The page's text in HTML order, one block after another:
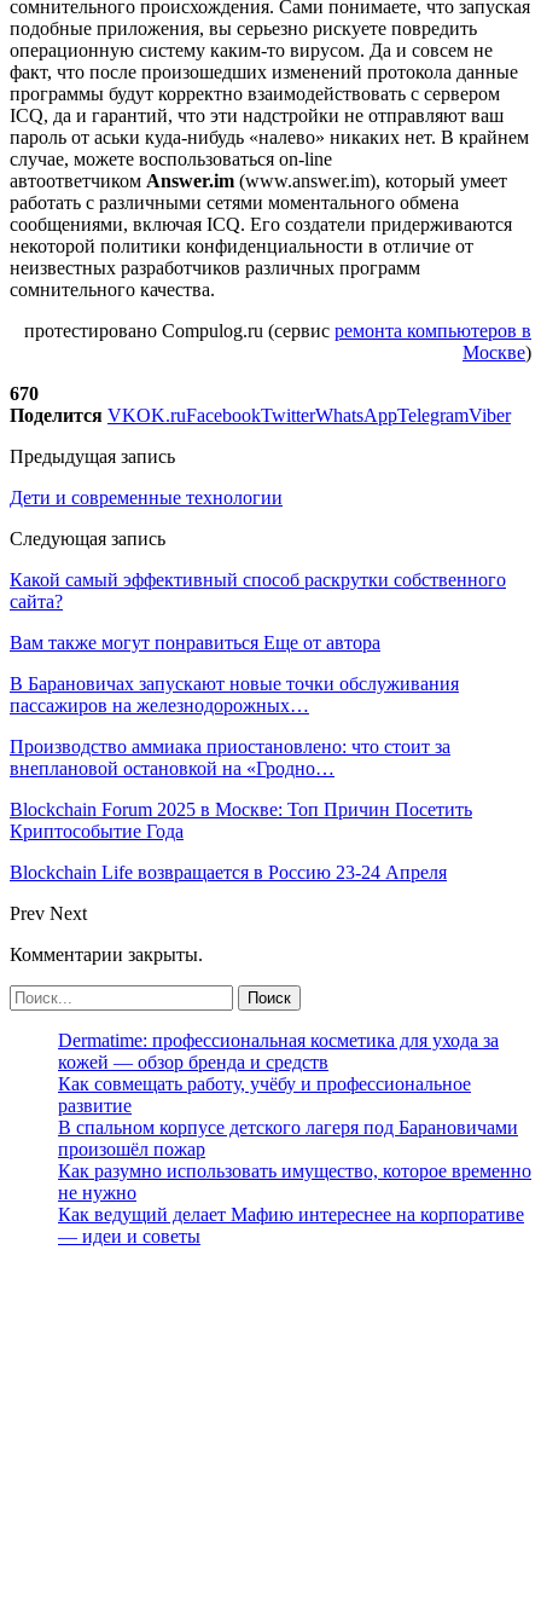
сомнительного происхождения. Сами понимаете, что запуская
подобные приложения, вы серьезно рискуете повредить
операционную систему каким-то вирусом. Да и совсем не
факт, что после произошедших изменений протокола данные
программы будут корректно взаимодействовать с сервером
ICQ, да и гарантий, что эти надстройки не отправляют ваш
пароль от аськи куда-нибудь «налево» никаких нет. В крайнем
случае, можете воспользоваться on-line
автоответчиком Answer.im (www.answer.im), который умеет
работать с различными сетями моментального обмена
сообщениями, включая ICQ. Его создатели придерживаются
некоторой политики конфиденциальности в отличие от
неизвестных разработчиков различных программ
сомнительного качества.
протестировано Compulog.ru (сервис ремонта компьютеров в
Москве)
670
Поделится VKOK.ruFacebookTwitterWhatsAppTelegramViber
Предыдущая запись
Дети и современные технологии
Следующая запись
Какой самый эффективный способ раскрутки собственного
сайта?
Вам также могут понравиться Еще от автора
В Барановичах запускают новые точки обслуживания
пассажиров на железнодорожных…
Производство аммиака приостановлено: что стоит за
внеплановой остановкой на «Гродно…
Blockchain Forum 2025 в Москве: Топ Причин Посетить
Криптособытие Года
Blockchain Life возвращается в Россию 23-24 Апреля
Prev Next
Комментарии закрыты.
Dermatime: профессиональная косметика для ухода за
кожей — обзор бренда и средств
Как совмещать работу, учёбу и профессиональное
развитие
В спальном корпусе детского лагеря под Барановичами
произошёл пожар
Как разумно использовать имущество, которое временно
не нужно
Как ведущий делает Мафию интереснее на корпоративе
— идеи и советы